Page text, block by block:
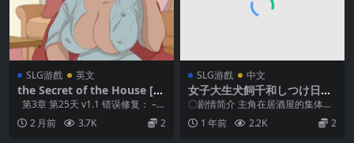
SLG游戲 英文
the Secret of the House [C
h. 3 Day 24-25.2]
第3章 第25天 v1.1 错误修复： –
在玩家的帮...
2 月前 3.7K 2
SLG游戲 中文
女子大生犬飼千和しつけ日誌
(ver2025.06.21)
〇剧情简介 主角在居酒屋的集体约
会中，找不到心仪的对象。准备提
早离开时，遇到了第...
1 年前 2.2K 2